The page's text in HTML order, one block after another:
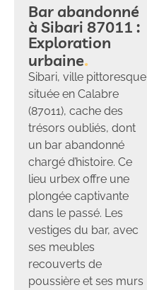
Bar abandonné
à Sibari 87011 :
Exploration
urbaine
Sibari, ville pittoresque
située en Calabre
(87011), cache des
trésors oubliés, dont
un bar abandonné
chargé d’histoire. Ce
lieu urbex offre une
plongée captivante
dans le passé. Les
vestiges du bar, avec
ses meubles
recouverts de
poussière et ses murs